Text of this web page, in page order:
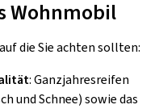
Wohnmobil
die Sie achten sollten:
: Ganzjahresreifen
und Schnee) sowie das